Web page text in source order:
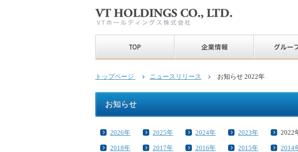
トップページ ニュースリリース お知らせ 2022年
お知らせ
2026年 2025年 2024年 2023年 2022
2018年 2017年 2016年 2015年 2014